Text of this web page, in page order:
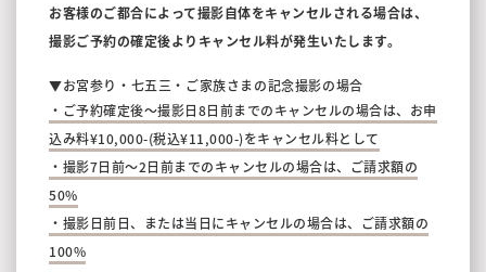
お客様のご都合によって撮影自体をキャンセルされる場合は、
撮影ご予約の確定後よりキャンセル料が発生いたします。
▼お宮参り・七五三・ご家族さまの記念撮影の場合
・ご予約確定後〜撮影日8日前までのキャンセルの場合は、お申
込み料¥10,000-(税込¥11,000-)をキャンセル料として
・撮影7日前〜2日前までのキャンセルの場合は、ご請求額の
50%
・撮影日前日、または当日にキャンセルの場合は、ご請求額の
100%